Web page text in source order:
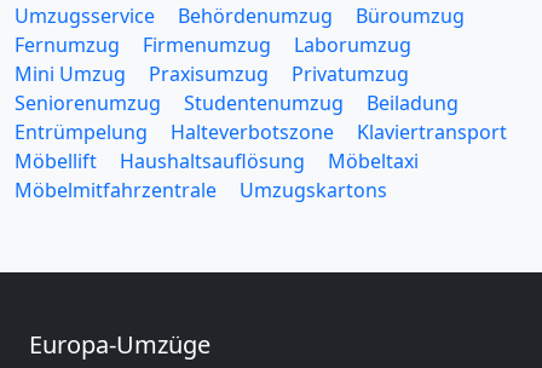
Umzugsservice Behördenumzug
Büroumzug
Fernumzug
Firmenumzug
Laborumzug
Mini Umzug
Praxisumzug
Privatumzug
Seniorenumzug
Studentenumzug
Beiladung
Entrümpelung
Halteverbotszone
Klaviertransport
Möbellift
Haushaltsauflösung
Möbeltaxi
Möbelmitfahrzentrale
Umzugskartons
Europa-Umzüge